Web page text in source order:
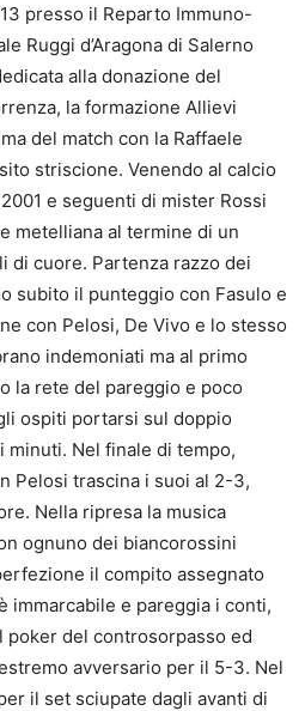
presso il Reparto Immuno-
Ruggi d’Aragona di Salerno
alla donazione del
la formazione Allievi
del match con la Raffaele
striscione. Venendo al calcio
e seguenti di mister Rossi
metelliana al termine di un
di cuore. Partenza razzo dei
subito il punteggio con Fasulo e
con Pelosi, De Vivo e lo stesso
indemoniati ma al primo
la rete del pareggio e poco
ospiti portarsi sul doppio
Nel finale di tempo,
Pelosi trascina i suoi al 2-3,
Nella ripresa la musica
ognuno dei biancorossini
il compito assegnato
immarcabile e pareggia i conti,
poker del controsorpasso ed
avversario per il 5-3. Nel
il set sciupate dagli avanti di